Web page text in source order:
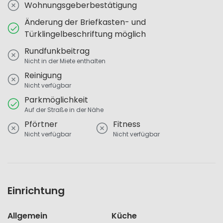
Wohnungsgeberbestätigung
Änderung der Briefkasten- und
Türklingelbeschriftung möglich
Rundfunkbeitrag
Nicht in der Miete enthalten
Reinigung
Nicht verfügbar
Parkmöglichkeit
Auf der Straße in der Nähe
Pförtner
Nicht verfügbar
Fitness
Nicht verfügbar
Einrichtung
Allgemein Küche